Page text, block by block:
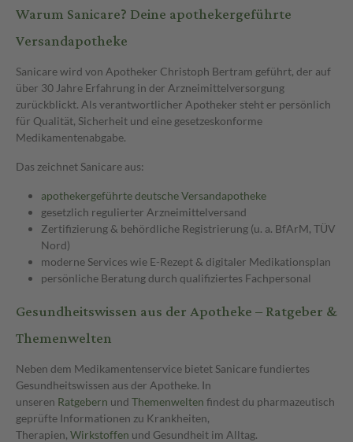
Warum Sanicare? Deine apothekergeführte
Versandapotheke
Sanicare wird von Apotheker Christoph Bertram geführt, der auf
über 30 Jahre Erfahrung in der Arzneimittelversorgung
zurückblickt. Als verantwortlicher Apotheker steht er persönlich
für Qualität, Sicherheit und eine gesetzeskonforme
Medikamentenabgabe.
Das zeichnet Sanicare aus:
apothekergeführte deutsche Versandapotheke
gesetzlich regulierter Arzneimittelversand
Zertifizierung & behördliche Registrierung (u. a. BfArM, TÜV
Nord)
moderne Services wie E-Rezept & digitaler Medikationsplan
persönliche Beratung durch qualifiziertes Fachpersonal
Gesundheitswissen aus der Apotheke – Ratgeber &
Themenwelten
Neben dem Medikamentenservice bietet Sanicare fundiertes
Gesundheitswissen aus der Apotheke. In
unseren Ratgebern und Themenwelten findest du pharmazeutisch
geprüfte Informationen zu Krankheiten,
Therapien, Wirkstoffen und Gesundheit im Alltag.